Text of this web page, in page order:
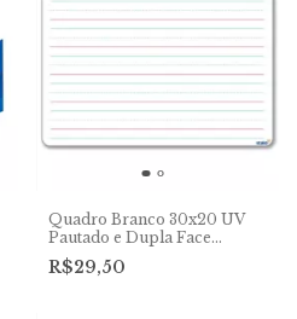
Quadro Branco 30x20 UV
Pautado e Dupla Face
C/Caneta Stalo
R$29,50